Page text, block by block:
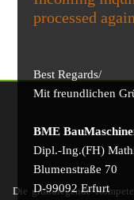
processed
Best Regards/
Mit freundlichen
BME
Dipl.-Ing.(FH)
Blumenstraße 70
D-99092 Erfurt
Die grundlegende